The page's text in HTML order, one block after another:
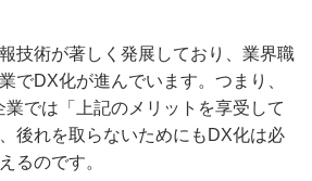
技術が著しく発展しており、業界職
でDX化が進んでいます。つまり、
では「上記のメリットを享受して
後れを取らないためにもDX化は必
るのです。